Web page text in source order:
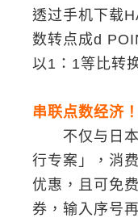
透过手机下载
数转点成d
以1：1等比转
串联点数经济
不仅与日本
行专案」，消
优惠，且可免
券，输入序号